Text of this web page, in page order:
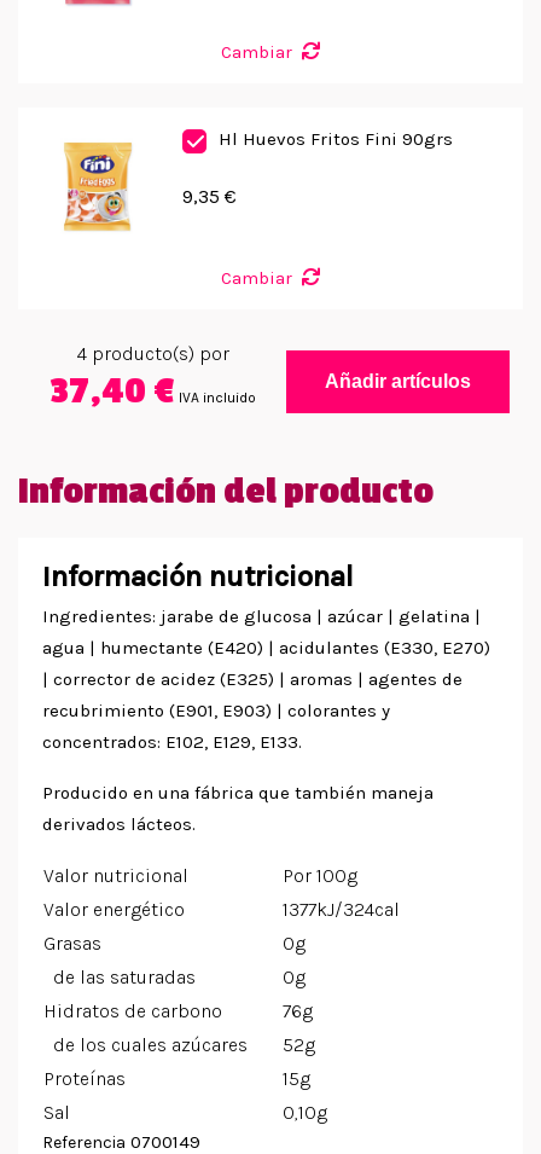
Cambiar
Hl Huevos Fritos Fini 90grs
9,35 €
Cambiar
4producto(s) por
37,40 € IVA incluido
Añadir artículos
Información del producto
Información nutricional
Ingredientes: jarabe de glucosa | azúcar | gelatina |
agua | humectante (E420) | acidulantes (E330, E270)
| corrector de acidez (E325) | aromas | agentes de
recubrimiento (E901, E903) | colorantes y
concentrados: E102, E129, E133.
Producido en una fábrica que también maneja
derivados lácteos.
Valor nutricional
Por 100g
Valor energético
1377kJ/324cal
Grasas
0g
de las saturadas
0g
Hidratos de carbono
76g
de los cuales azúcares
52g
Proteínas
15g
Sal
0,10g
Referencia 0700149